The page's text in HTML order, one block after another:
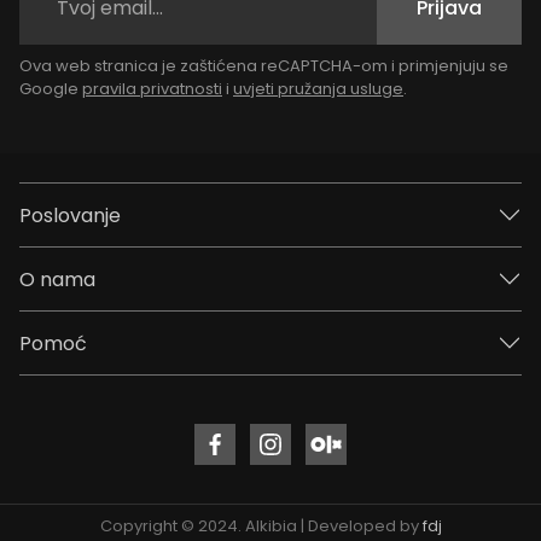
Prijava
Ova web stranica je zaštićena reCAPTCHA-om i primjenjuju se
Google pravila privatnosti i uvjeti pružanja usluge.
Poslovanje
O nama
Pomoć
Copyright © 2024. Alkibia | Developed byfdj